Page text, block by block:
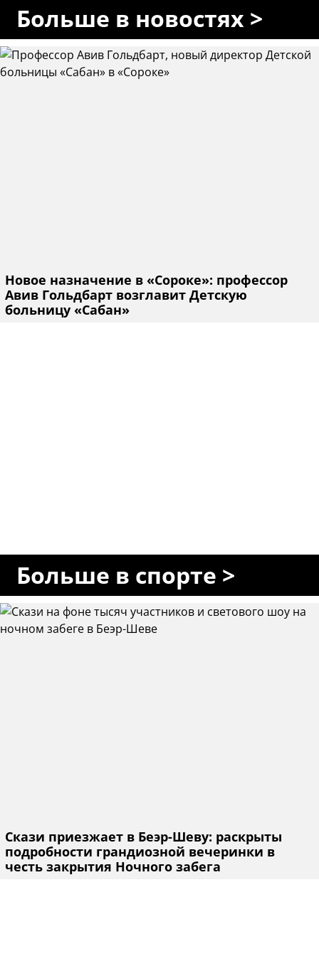
Больше в новостях >
Новое назначение в «Сороке»: профессор
Авив Гольдбарт возглавит Детскую
больницу «Сабан»
Больше в спорте >
Скази приезжает в Беэр-Шеву: раскрыты
подробности грандиозной вечеринки в
честь закрытия Ночного забега